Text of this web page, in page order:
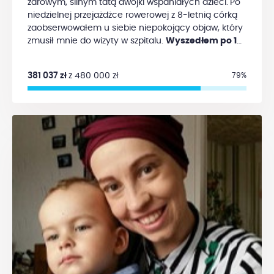
choroba. Dziękuję!
zdrowym, silnym tatą dwójki wspaniałych dzieci. Po
niedzielnej przejażdżce rowerowej z 8-letnią córką
zaobserwowałem u siebie niepokojący objaw, który
zmusił mnie do wizyty w szpitalu. Wyszedłem po 14
następnie we wrześniu 2017 wtórny guz mózgu i
opon mózgowych, w grudniu 2017 usunięte
Krótkie odstępy czasu pomiędzy przerzutami oraz
ryzyko pojawienia się kolejnego guza zmusiły mnie
do poszukiwania skutecznego leczenia. Rak nerki
jest oporny na wszelkie konwencjonalne metody
zwalczania nowotworów.
Jedyną szansą na
leczenie i kontrolowanie choroby jest
immunoterapia.
Niestety program lekowy, jaki jest
przewidziany dla pacjentów w Polsce, uzależnia
podanie tego leku od posiadania nieoperacyjnego
przerzutu, a ja go nie mam. Ale aby to utrzymać,
muszę brać ten lek i finansować samemu jego
zakup.
Koszt kroplówki to 23 000 PLN. Sam nie
podołam finansowaniu kuracji, stąd pomysł na
381 037 zł z 480 000 zł 79%